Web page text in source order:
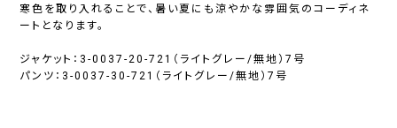
寒色を取り入れることで、暑い夏にも涼やかな雰囲気のコーディネ
ートとなります。
ジャケット：3-0037-20-721（ライトグレー/無地）7号
パンツ：3-0037-30-721（ライトグレー/無地）7号